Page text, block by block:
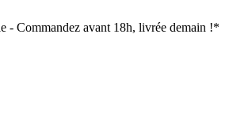
et certifiées - Qualité premium garantie !